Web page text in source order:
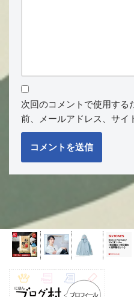
次回のコメントで使用する
前、メールアドレス、サイ